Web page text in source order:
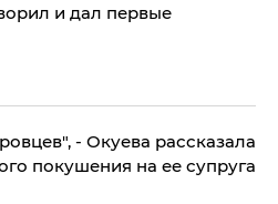
и дал первые
- Окуева рассказала
покушения на ее супруга